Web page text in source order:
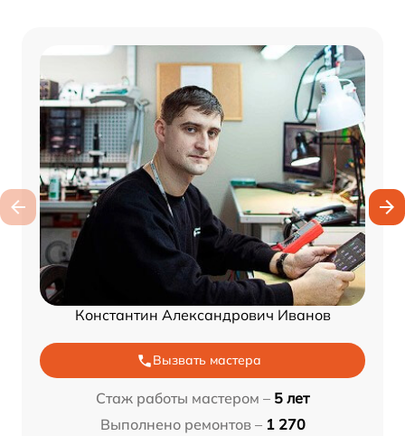
Константин Александрович Иванов
Вызвать мастера
Стаж работы мастером – 5 лет
Выполнено ремонтов – 1 270